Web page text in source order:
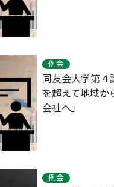
例会
同友会大学第４
を超えて地域か
会社へ」
例会